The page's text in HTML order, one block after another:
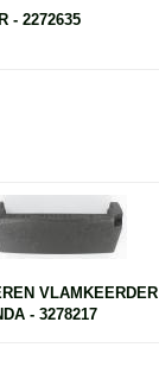
- 2272635
VLAMKEERDER
- 3278217